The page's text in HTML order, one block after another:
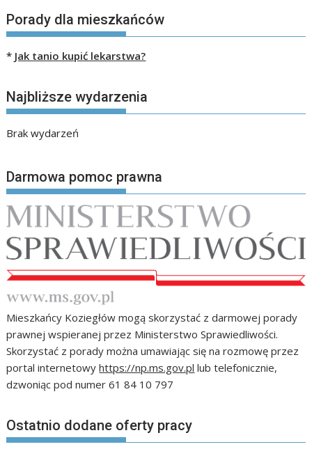
Porady dla mieszkańców
* Jak tanio kupić lekarstwa?
Najbliższe wydarzenia
Brak wydarzeń
Darmowa pomoc prawna
Mieszkańcy Koziegłów mogą skorzystać z darmowej porady
prawnej wspieranej przez Ministerstwo Sprawiedliwości.
Skorzystać z porady można umawiając się na rozmowę przez
portal internetowyhttps://np.ms.gov.pl lub telefonicznie,
dzwoniąc pod numer 61 84 10 797
Ostatnio dodane oferty pracy